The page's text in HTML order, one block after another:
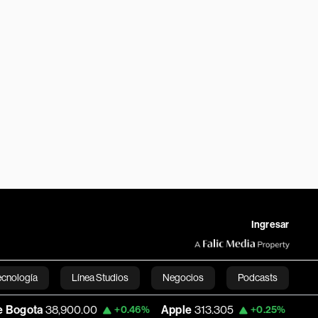
Ingresar
Línea Studios Negocios Podcasts
English
+0.46% Apple 313.305 +0.25% USD COP 3,159.60